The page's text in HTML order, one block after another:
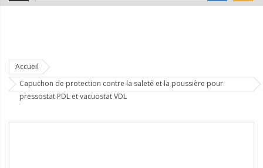
Accueil
Capuchon de protection contre la saleté et la poussière pour
pressostat PDL et vacuostat VDL